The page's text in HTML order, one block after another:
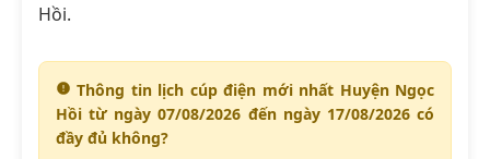
Hồi.
Thông tin lịch cúp điện mới nhất Huyện Ngọc
Hồi từ ngày 07/08/2026 đến ngày 17/08/2026 có
đầy đủ không?